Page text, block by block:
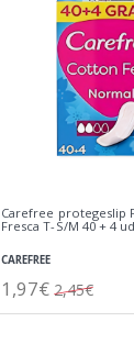
Carefree protegeslip
Fresca T-S/M 40 + 4
CAREFREE
1,97€ 2,45€